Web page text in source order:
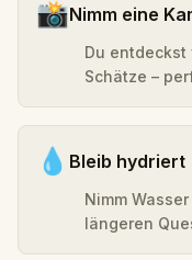
📸Nimm eine
Du
Schätze –
💧 Bleib hydriert
Nimm
längeren